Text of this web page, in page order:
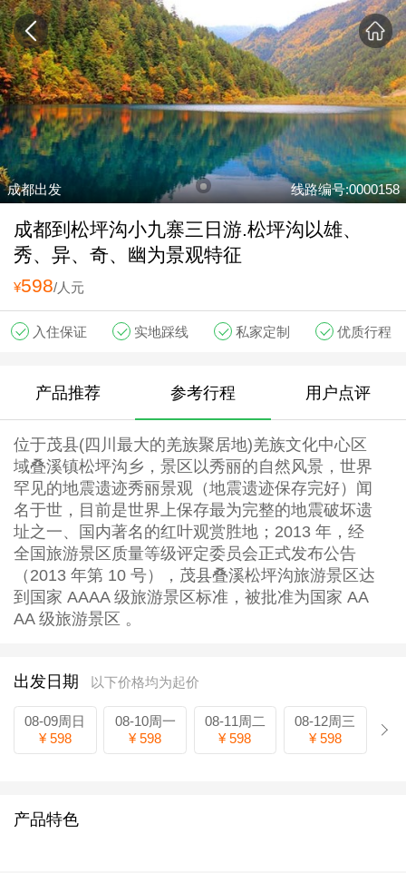
成都出发 线路编号:0000158
成都到松坪沟小九寨三日游.松坪沟以雄、
秀、异、奇、幽为景观特征
¥598/人元
入住保证 实地踩线 私家定制 优质行程
产品推荐 参考行程 用户点评
位于茂县(四川最大的羌族聚居地)羌族文化中心区
域叠溪镇松坪沟乡，景区以秀丽的自然风景，世界
罕见的地震遗迹秀丽景观（地震遗迹保存完好）闻
名于世，目前是世界上保存最为完整的地震破坏遗
址之一、国内著名的红叶观赏胜地；2013 年，经
全国旅游景区质量等级评定委员会正式发布公告
（2013 年第 10 号），茂县叠溪松坪沟旅游景区达
到国家 AAAA 级旅游景区标准，被批准为国家 AA
AA 级旅游景区 。
出发日期 以下价格均为起价
08-09周日
¥ 598
08-10周一
¥ 598
08-11周二
¥ 598
08-12周三
¥ 598
产品特色